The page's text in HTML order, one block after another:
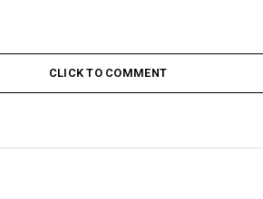
CLICK TO COMMENT